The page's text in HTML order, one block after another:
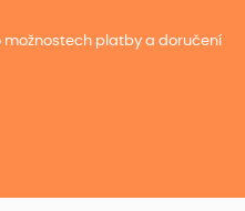
možnostech platby a doručení